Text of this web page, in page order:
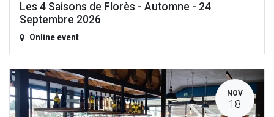
Les 4 Saisons de Florès - Automne - 24
Septembre 2026
Online event
NOV
18